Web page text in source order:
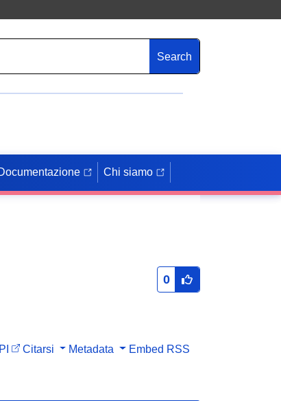
Search
Chi siamo
0
Citarsi Metadata Embed RSS